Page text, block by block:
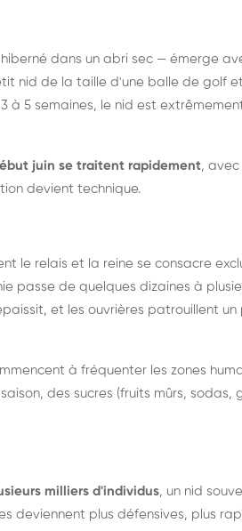
dans un abri sec — émerge
nid de la taille d'une balle de golf
à 5 semaines, le nid est
juin se traitent rapidement,
devient technique.
le relais et la reine se consacre
passe de quelques dizaines à
et les ouvrières patrouillent
à fréquenter les zones
des sucres (fruits mûrs, sodas,
milliers d'individus, un nid
deviennent plus défensives, plus